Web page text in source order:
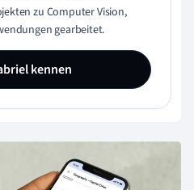
zu Computer Vision,
gearbeitet.
kennen